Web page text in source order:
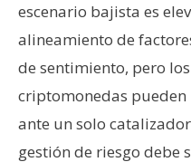
escenario bajista es
alineamiento de
de sentimiento, pero
criptomonedas
ante un solo
gestión de riesgo debe